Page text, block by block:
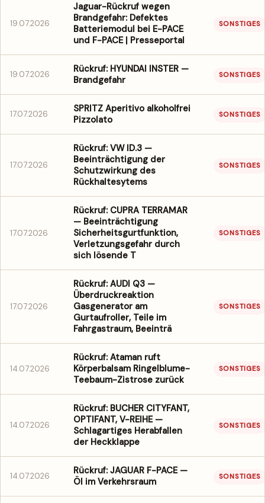
19.07.2026
Jaguar-Rückruf wegen
Brandgefahr: Defektes
Batteriemodul bei E-PACE
und F-PACE | Presseportal
SONSTIGES
19.07.2026
Rückruf: HYUNDAI INSTER —
Brandgefahr
SONSTIGES
17.07.2026
SPRITZ Aperitivo alkoholfrei
Pizzolato
SONSTIGES
17.07.2026
Rückruf: VW ID.3 —
Beeinträchtigung der
Schutzwirkung des
Rückhaltesytems
SONSTIGES
17.07.2026
Rückruf: CUPRA TERRAMAR
— Beeinträchtigung
Sicherheitsgurtfunktion,
Verletzungsgefahr durch
sich lösende T
SONSTIGES
17.07.2026
Rückruf: AUDI Q3 —
Überdruckreaktion
Gasgenerator am
Gurtaufroller, Teile im
Fahrgastraum, Beeinträ
SONSTIGES
14.07.2026
Rückruf: Ataman ruft
Körperbalsam Ringelblume-
Teebaum-Zistrose zurück
SONSTIGES
14.07.2026
Rückruf: BUCHER CITYFANT,
OPTIFANT, V-REIHE —
Schlagartiges Herabfallen
der Heckklappe
SONSTIGES
14.07.2026
Rückruf: JAGUAR F-PACE —
Öl im Verkehrsraum
SONSTIGES